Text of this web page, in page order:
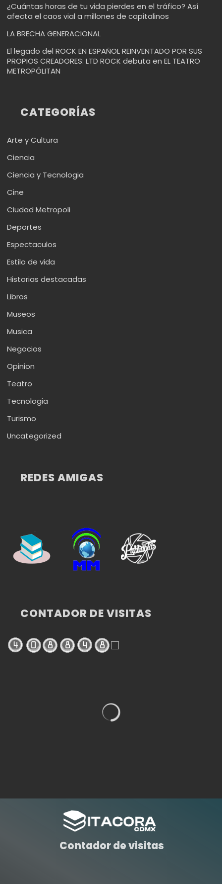
¿Cuántas horas de tu vida pierdes en el tráfico? Así
afecta el caos vial a millones de capitalinos
LA BRECHA GENERACIONAL
El legado del ROCK EN ESPAÑOL REINVENTADO POR SUS
PROPIOS CREADORES: LTD ROCK debuta en EL TEATRO
METROPÓLITAN
CATEGORÍAS
Arte y Cultura
Ciencia
Ciencia y Tecnologia
Cine
Ciudad Metropoli
Deportes
Espectaculos
Estilo de vida
Historias destacadas
Libros
Museos
Musica
Negocios
Opinion
Teatro
Tecnologia
Turismo
Uncategorized
REDES AMIGAS
CONTADOR DE VISITAS
Contador de visitas